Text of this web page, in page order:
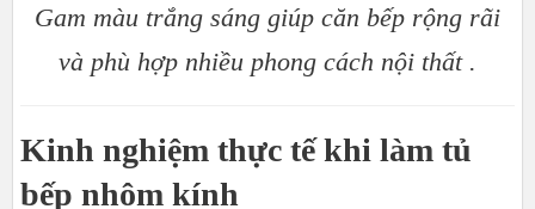
Gam màu trắng sáng giúp căn bếp rộng rãi
và phù hợp nhiều phong cách nội thất .
Kinh nghiệm thực tế khi làm tủ
bếp nhôm kính